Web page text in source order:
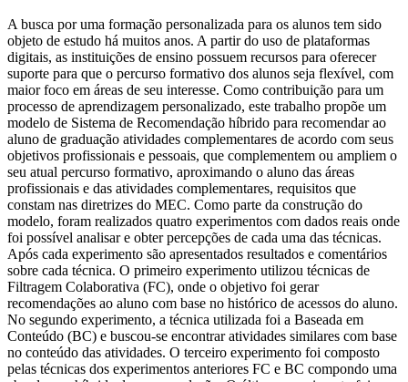
A busca por uma formação personalizada para os alunos tem sido
objeto de estudo há muitos anos. A partir do uso de plataformas
digitais, as instituições de ensino possuem recursos para oferecer
suporte para que o percurso formativo dos alunos seja flexível, com
maior foco em áreas de seu interesse. Como contribuição para um
processo de aprendizagem personalizado, este trabalho propõe um
modelo de Sistema de Recomendação híbrido para recomendar ao
aluno de graduação atividades complementares de acordo com seus
objetivos profissionais e pessoais, que complementem ou ampliem o
seu atual percurso formativo, aproximando o aluno das áreas
profissionais e das atividades complementares, requisitos que
constam nas diretrizes do MEC. Como parte da construção do
modelo, foram realizados quatro experimentos com dados reais onde
foi possível analisar e obter percepções de cada uma das técnicas.
Após cada experimento são apresentados resultados e comentários
sobre cada técnica. O primeiro experimento utilizou técnicas de
Filtragem Colaborativa (FC), onde o objetivo foi gerar
recomendações ao aluno com base no histórico de acessos do aluno.
No segundo experimento, a técnica utilizada foi a Baseada em
Conteúdo (BC) e buscou-se encontrar atividades similares com base
no conteúdo das atividades. O terceiro experimento foi composto
pelas técnicas dos experimentos anteriores FC e BC compondo uma